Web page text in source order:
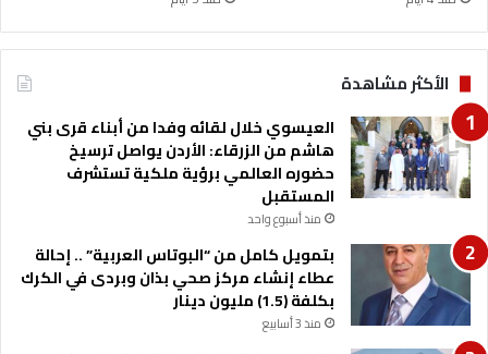
ج
ع
ي
ن
و
ت
س
ت
ق
ل
ه
ب
ا
الأكثر مشاهدة
العيسوي خلال لقائه وفدا من أبناء قرى بني
هاشم من الزرقاء: الأردن يواصل ترسيخ
حضوره العالمي برؤية ملكية تستشرف
المستقبل
منذ أسبوع واحد
بتمويل كامل من “البوتاس العربية” .. إحالة
عطاء إنشاء مركز صحي بذان وبردى في الكرك
بكلفة (1.5) مليون دينار
منذ 3 أسابيع